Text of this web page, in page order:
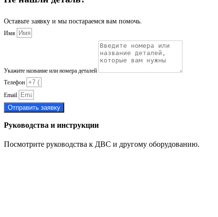
Оставьте заявку и мы постараемся вам помочь.
Имя
Укажите название или номера деталей
Телефон
Email
Отправить заявку
Руководства и инструкции
Посмотрите руководства к ДВС и другому оборудованию.